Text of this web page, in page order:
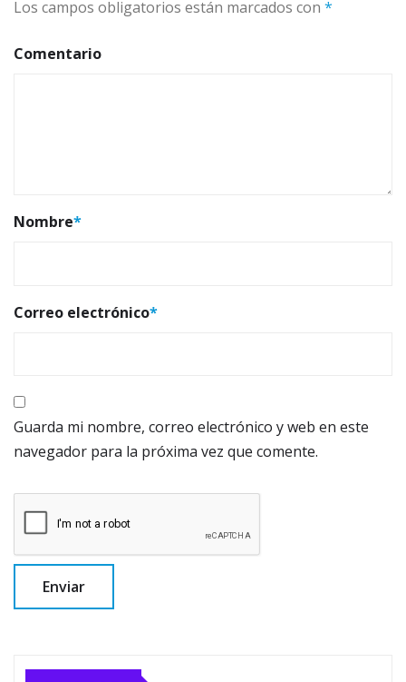
Los campos obligatorios están marcados con *
Comentario
Nombre*
Correo electrónico*
Guarda mi nombre, correo electrónico y web en este
navegador para la próxima vez que comente.